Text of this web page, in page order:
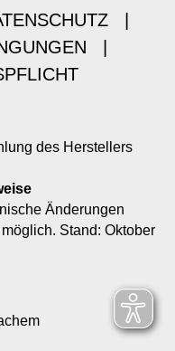
des Herstellers
Änderungen
Stand: Oktober